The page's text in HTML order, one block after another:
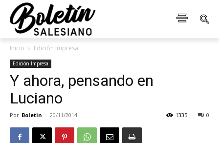
Inicio Edición Impresa
Edición Impresa
Y ahora, pensando en
Luciano
Por Boletin - 20/11/2014 0
1335